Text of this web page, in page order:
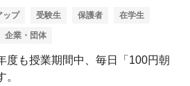
ップ 受験生 保護者 在学生
企業・団体
度も授業期間中、毎日「100円朝